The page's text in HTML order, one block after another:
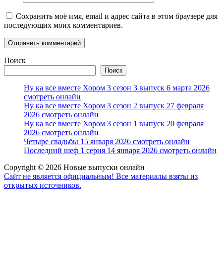
Сохранить моё имя, email и адрес сайта в этом браузере для
последующих моих комментариев.
Поиск
Поиск
Ну ка все вместе Хором 3 сезон 3 выпуск 6 марта 2026
смотреть онлайн
Ну ка все вместе Хором 3 сезон 2 выпуск 27 февраля
2026 смотреть онлайн
Ну ка все вместе Хором 3 сезон 1 выпуск 20 февраля
2026 смотреть онлайн
Четыре свадьбы 15 января 2026 смотреть онлайн
Последний шеф 1 серия 14 января 2026 смотреть онлайн
Copyright © 2026 Новые выпуски онлайн
Сайт не является официальным! Все материалы взяты из
открытых источников.